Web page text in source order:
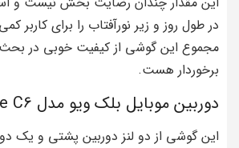
در طول روز و زیر نورآفتاب را برای کاربر
مجموع این گوشی از کیفیت خوبی در
برخوردار هست.
دوربین موبایل بلک ویو مدل Wave C6:
این گوشی از دو لنز دوربین پشتی و یک